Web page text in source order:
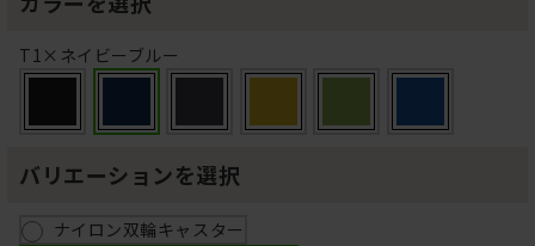
T1×ネイビーブルー
バリエーションを選択
ナイロン双輪キャスター